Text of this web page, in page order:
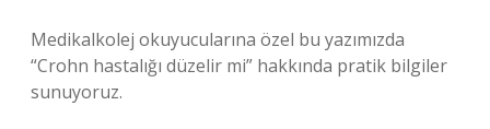
Medikalkolej okuyucularına özel bu yazımızda
“Crohn hastalığı düzelir mi” hakkında pratik bilgiler
sunuyoruz.